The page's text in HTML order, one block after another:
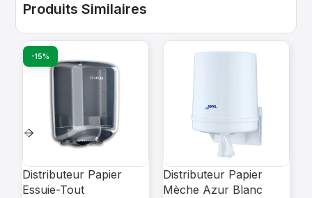
Produits Similaires
-15%
Distributeur Papier
Essuie-Tout
Distributeur Papier
Mèche Azur Blanc